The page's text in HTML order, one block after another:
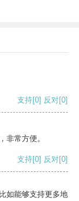
支持[0] 反对[0]
非常方便。
支持[0] 反对[0]
如能够支持更多地